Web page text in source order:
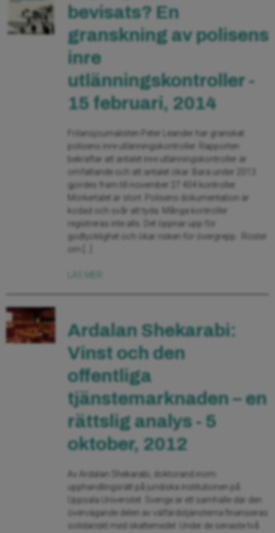
bevisats? En
granskning av polisens
inre
utlänningskontroller -
15 februari, 2014
Frilansjournalisten Peter Leander har granskat
polisens inre utlänningskontroller. Rapporten
bekräftar att antalet inre utlänningskontroller är
omfattande och att antalet ökar. Bara under 2013
gjordes fram till november 27 404 kontroller.
Mörkertalet är stort. Polisens dokumentation är
kodad och svår att tyda. Många kontroller
registreras inte alls. Det öppnar upp för
godtycklighet och ökar risken för övergrepp. Röster
om […]
Ardalan Shekarabi:
Vinst och den
offentliga
tjänstemarknaden – en
rättslig analys - 5
oktober, 2012
Av Ardalan Shekarabi, doktorand inom
upphandlingsrätt på juridiska institutionen på
Uppsala Universitet. Sverige är ett samhälle där den
övervägande delen av välfärdstjänsterna finansieras
solidariskt med skattemedel. Under de senaste två